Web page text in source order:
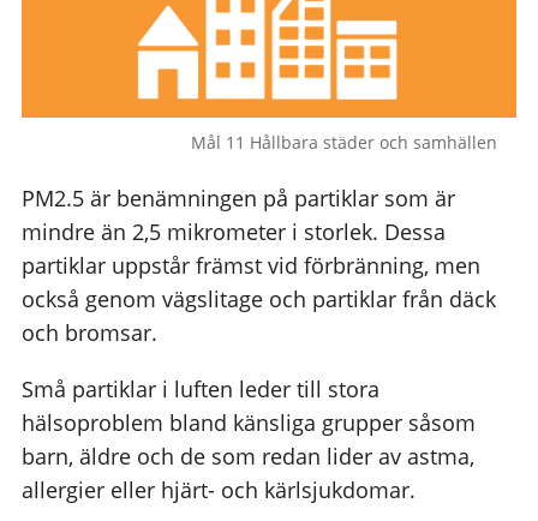
Mål 11 Hållbara städer och samhällen
PM2.5 är benämningen på partiklar som är
mindre än 2,5 mikrometer i storlek. Dessa
partiklar uppstår främst vid förbränning, men
också genom vägslitage och partiklar från däck
och bromsar.
Små partiklar i luften leder till stora
hälsoproblem bland känsliga grupper såsom
barn, äldre och de som redan lider av astma,
allergier eller hjärt- och kärlsjukdomar.